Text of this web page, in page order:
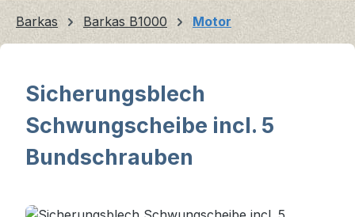
Barkas Barkas B1000 Motor
Sicherungsblech
Schwungscheibe incl. 5
Bundschrauben
Bildergalerie überspringen